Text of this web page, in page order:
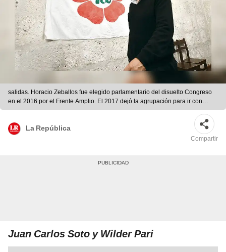
salidas. Horacio Zeballos fue elegido parlamentario del disuelto Congreso
en el 2016 por el Frente Amplio. El 2017 dejó la agrupación para ir con
Nuevo Perú.
La República
Compartir
Juan Carlos Soto y Wilder Pari